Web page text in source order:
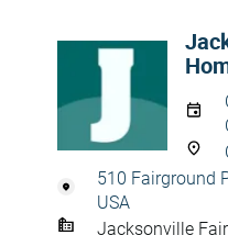
510 Fairground
USA
Jacksonville